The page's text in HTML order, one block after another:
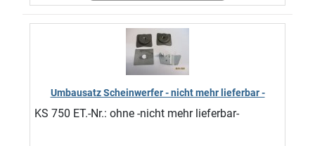
Umbausatz Scheinwerfer - nicht mehr lieferbar -
KS 750 ET.-Nr.: ohne -nicht mehr lieferbar-